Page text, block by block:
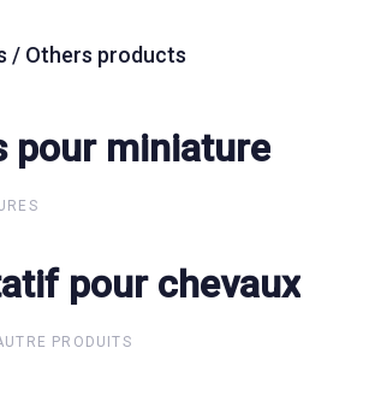
/ Others products
pour miniature
pour miniature
pour chevaux
pour chevaux
PRODUITS